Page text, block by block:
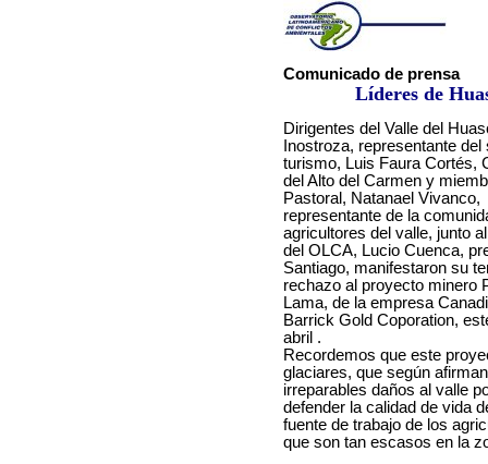
Comunicado de prensa
Líderes de
Dirigentes del Valle del
Inostroza, representante del
turismo, Luis Faura Cortés,
del Alto del Carmen y
Pastoral, Natanael Vivanco,
representante de la
agricultores del valle, junto
del OLCA, Lucio Cuenca,
Santiago, manifestaron su
rechazo al proyecto minero
Lama, de la empresa
Barrick Gold Coporation,
abril .
Recordemos que este
glaciares, que según
irreparables daños al valle
defender la calidad de vida
fuente de trabajo de los
que son tan escasos en la